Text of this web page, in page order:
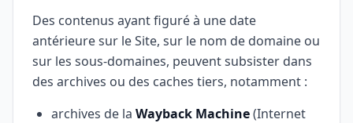
Des contenus ayant figuré à une date
antérieure sur le Site, sur le nom de domaine ou
sur les sous-domaines, peuvent subsister dans
des archives ou des caches tiers, notamment :
archives de la Wayback Machine(Internet